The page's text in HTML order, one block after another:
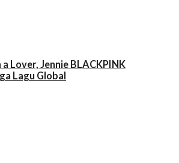
a Lover, Jennie BLACKPINK
Lagu Global